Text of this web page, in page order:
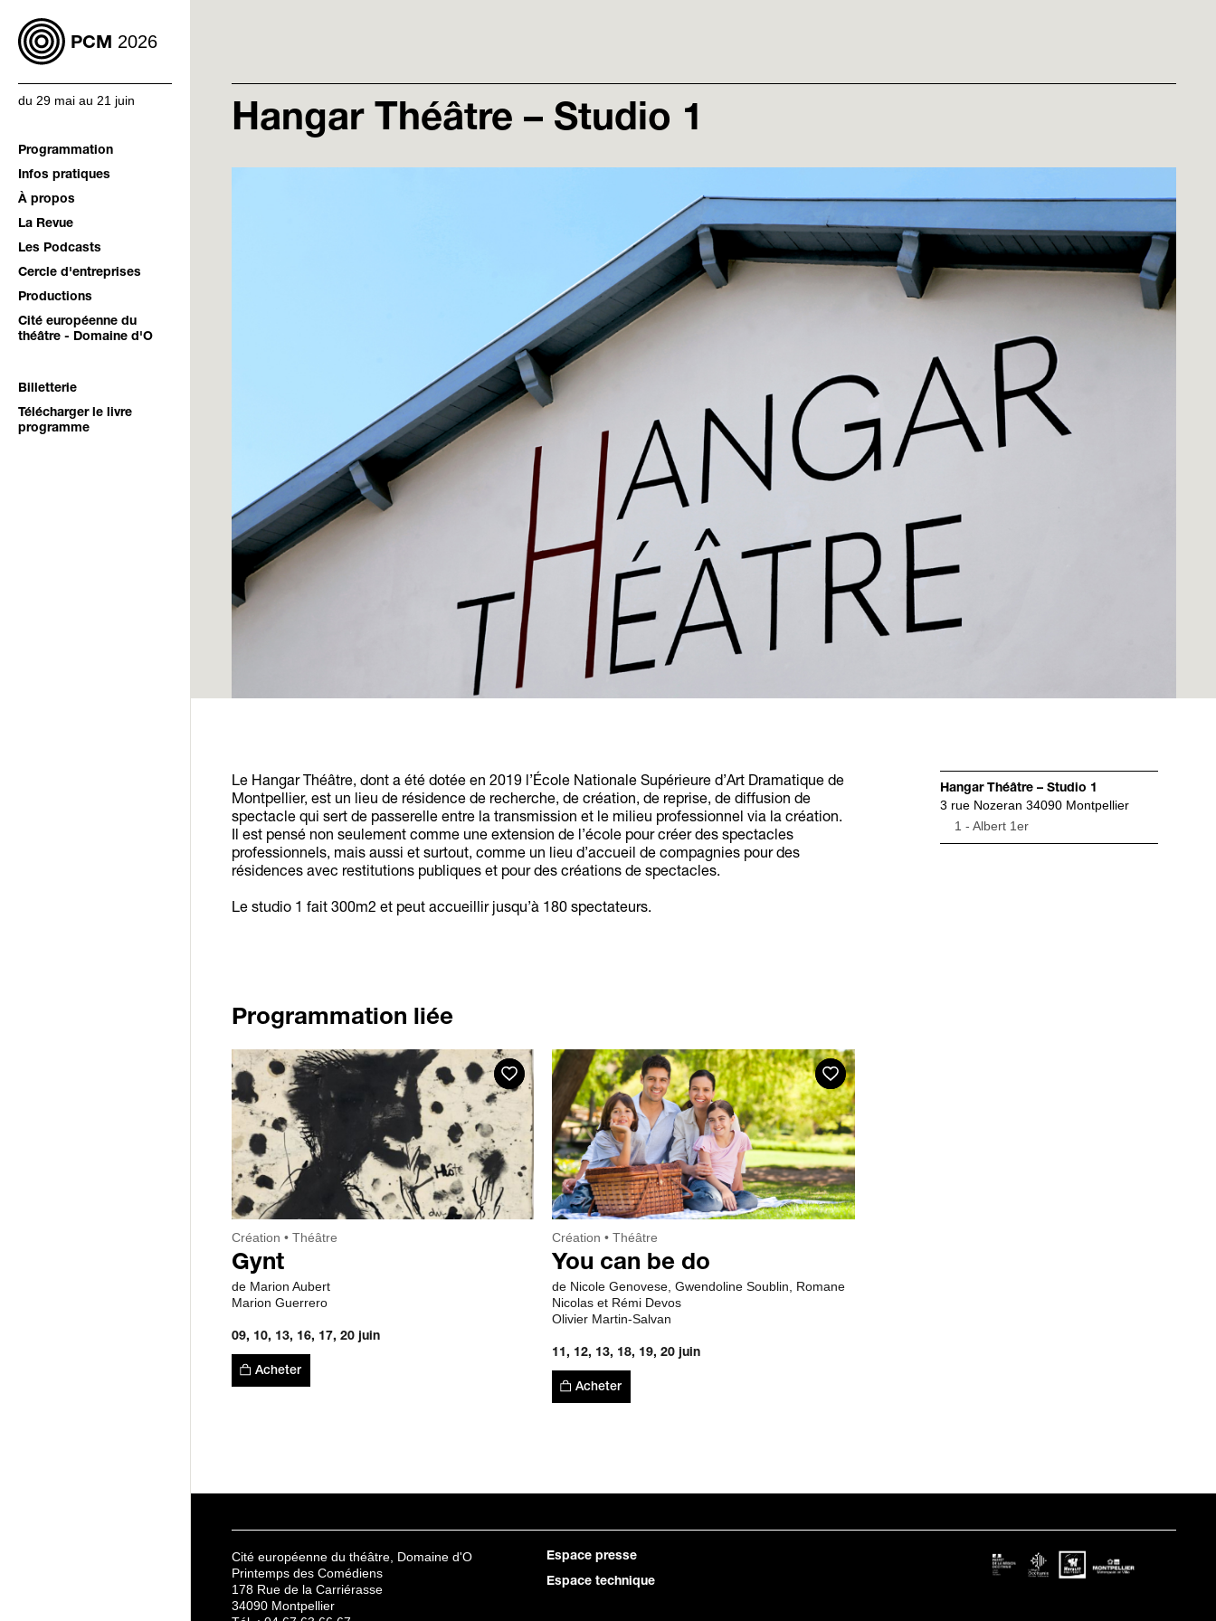
PCM 2026
du 29 mai au 21 juin
Programmation
Infos pratiques
À propos
La Revue
Les Podcasts
Cercle d'entreprises
Productions
Cité européenne du
théâtre - Domaine d'O
Billetterie
Télécharger le livre
programme
Hangar Théâtre – Studio 1
Le Hangar Théâtre, dont a été dotée en 2019 l’École Nationale Supérieure d’Art Dramatique de
Montpellier, est un lieu de résidence de recherche, de création, de reprise, de diffusion de
spectacle qui sert de passerelle entre la transmission et le milieu professionnel via la création.
Il est pensé non seulement comme une extension de l’école pour créer des spectacles
professionnels, mais aussi et surtout, comme un lieu d’accueil de compagnies pour des
résidences avec restitutions publiques et pour des créations de spectacles.
Le studio 1 fait 300m2 et peut accueillir jusqu’à 180 spectateurs.
Hangar Théâtre – Studio 1
3 rue Nozeran 34090 Montpellier
1 - Albert 1er
Programmation liée
Favoris
Création Théâtre
Gynt
de Marion Aubert
Marion Guerrero
09, 10, 13, 16, 17, 20 juin
Acheter
Favoris
Création Théâtre
You can be do
de Nicole Genovese, Gwendoline Soublin, Romane
Nicolas et Rémi Devos
Olivier Martin-Salvan
11, 12, 13, 18, 19, 20 juin
Acheter
Cité européenne du théâtre, Domaine d'O
Printemps des Comédiens
178 Rue de la Carriérasse
34090 Montpellier
Espace presse
Espace technique